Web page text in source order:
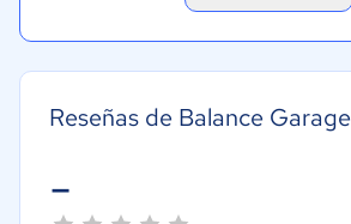
Reseñas de Balance Garage
-